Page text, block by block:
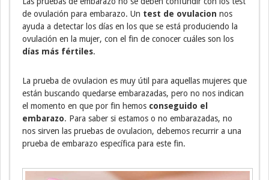
de ovulación para embarazo. Un test de ovulacion nos
ayuda a detectar los días en los que se está produciendo la
ovulación en la mujer, con el fin de conocer cuáles son los
días más fértiles.
La prueba de ovulacion es muy útil para aquellas mujeres que
están buscando quedarse embarazadas, pero no nos indican
el momento en que por fin hemos conseguido el
embarazo. Para saber si estamos o no embarazadas, no
nos sirven las pruebas de ovulacion, debemos recurrir a una
prueba de embarazo específica para este fin.